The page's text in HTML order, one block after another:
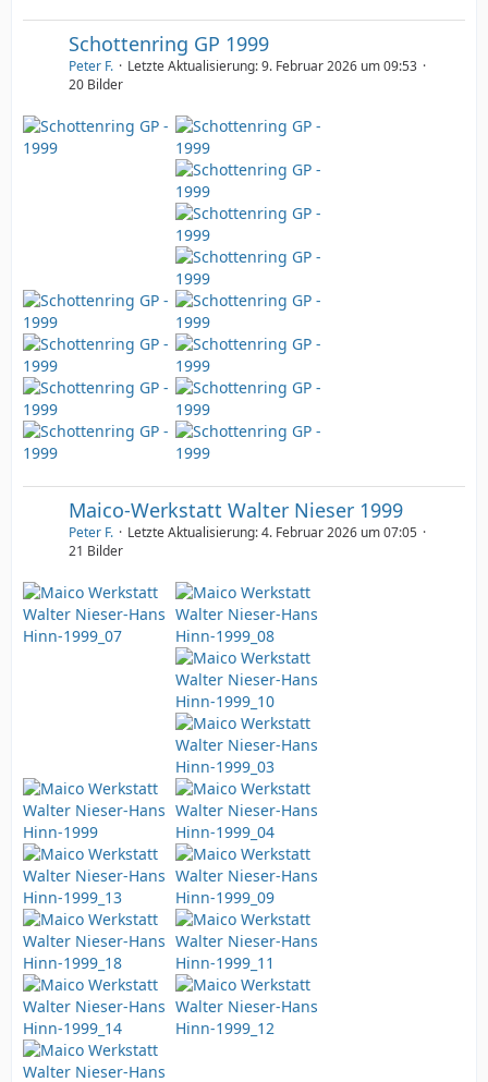
Schottenring GP 1999
Peter F. Letzte Aktualisierung:9. Februar 2026 um 09:53
20 Bilder
Maico-Werkstatt Walter Nieser 1999
Peter F. Letzte Aktualisierung:4. Februar 2026 um 07:05
21 Bilder